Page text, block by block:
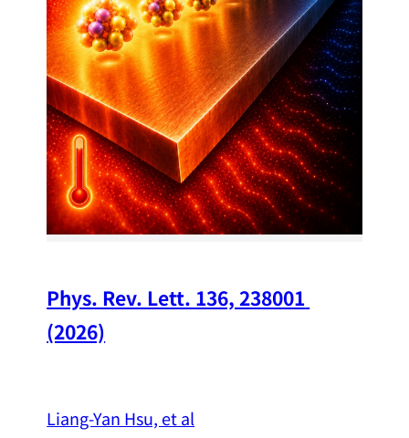
Phys. Rev. Lett. 136, 238001
(2026)
Liang-Yan Hsu, et al